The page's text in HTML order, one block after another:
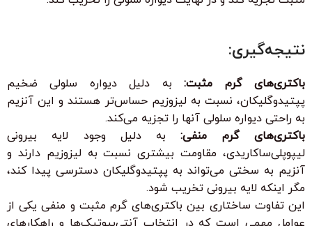
نتیجه‌گیری:
باکتری‌های گرم مثبت:به دلیل دیواره سلولی ضخیم
پپتیدوگلیکان، نسبت به لیزوزیم حساس‌تر هستند و این آنزیم
به راحتی دیواره سلولی آنها را تجزیه می‌کند.
باکتری‌های گرم منفی:به دلیل وجود لایه بیرونی
لیپوپلی‌ساکاریدی، مقاومت بیشتری نسبت به لیزوزیم دارند و
آنزیم به سختی می‌تواند به پپتیدوگلیکان دسترسی پیدا کند،
مگر اینکه لایه بیرونی تخریب شود.
این تفاوت ساختاری بین باکتری‌های گرم مثبت و منفی یکی از